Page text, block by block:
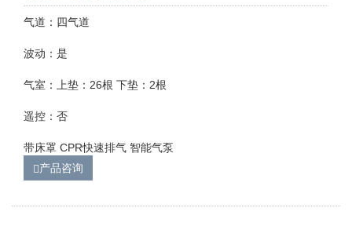
气道：四气道
波动：是
气室：上垫：26根 下垫：2根
遥控：否
带床罩 CPR快速排气 智能气泵
产品咨询